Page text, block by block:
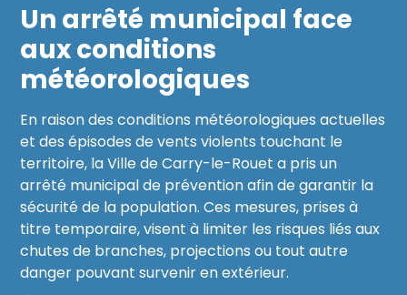
Un arrêté municipal face
aux conditions
météorologiques
En raison des conditions météorologiques actuelles
et des épisodes de vents violents touchant le
territoire, la Ville de Carry-le-Rouet a pris un
arrêté municipal de prévention afin de garantir la
sécurité de la population. Ces mesures, prises à
titre temporaire, visent à limiter les risques liés aux
chutes de branches, projections ou tout autre
danger pouvant survenir en extérieur.